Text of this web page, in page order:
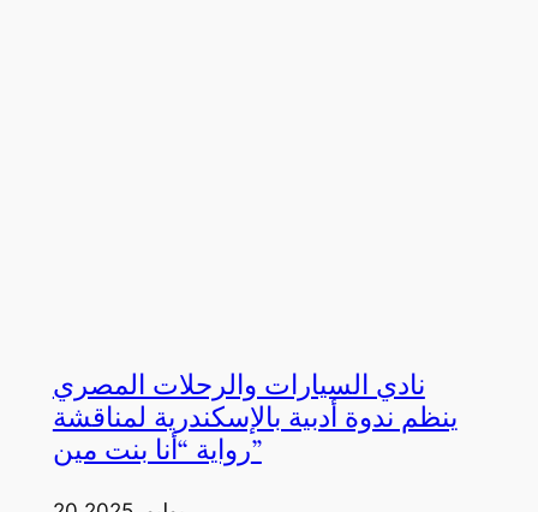
نادي السيارات والرحلات المصري
ينظم ندوة أدبية بالإسكندرية لمناقشة
رواية “أنا بنت مين”